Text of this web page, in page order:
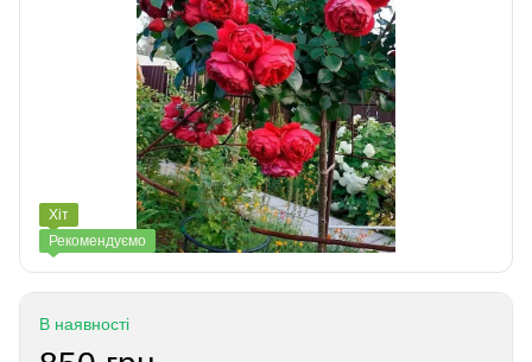
Хіт
Рекомендуємо
В наявності